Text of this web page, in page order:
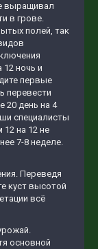
выращивал
в грове.
полей, так
12 ночь и
первые
перевести
20 день на 4
специалисты
на 12 не
7-8 неделе.
Переведя
куст высотой
всё
основной